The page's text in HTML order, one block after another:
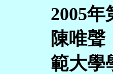
2005年
陳唯聲
範大學